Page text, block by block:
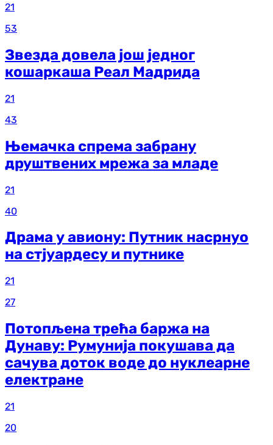
21
53
Звезда довела још једног
кошаркаша Реал Мадрида
21
43
Њемачка спрема забрану
друштвених мрежа за младе
21
40
Драма у авиону: Путник насрнуо
на стјуардесу и путнике
21
27
Потопљена трећа баржа на
Дунаву: Румунија покушава да
сачува доток воде до нуклеарне
електране
21
20